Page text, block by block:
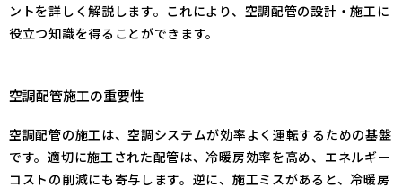
ントを詳しく解説します。これにより、空調配管の設計・施工に
役立つ知識を得ることができます。
空調配管施工の重要性
空調配管の施工は、空調システムが効率よく運転するための基盤
です。適切に施工された配管は、冷暖房効率を高め、エネルギー
コストの削減にも寄与します。逆に、施工ミスがあると、冷暖房